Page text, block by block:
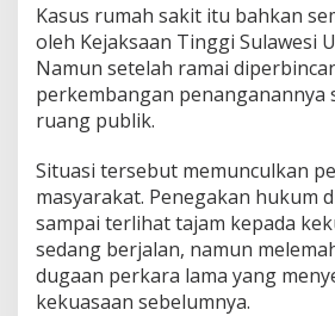
Kasus rumah sakit itu bahkan
oleh Kejaksaan Tinggi Sulawesi
Namun setelah ramai
perkembangan penanganannya
ruang publik.
Situasi tersebut memunculkan
masyarakat. Penegakan hukum
sampai terlihat tajam kepada
sedang berjalan, namun
dugaan perkara lama yang
kekuasaan sebelumnya.